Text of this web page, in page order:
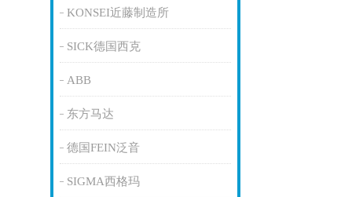
KONSEI近藤制造所
SICK德国西克
ABB
东方马达
德国FEIN泛音
SIGMA西格玛